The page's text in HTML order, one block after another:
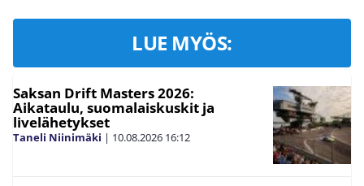
LUE MYÖS:
Saksan Drift Masters 2026:
Aikataulu, suomalaiskuskit ja
livelähetykset
Taneli Niinimäki | 10.08.2026 16:12